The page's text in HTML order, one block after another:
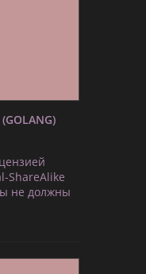
ShareAlike
не должны